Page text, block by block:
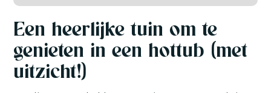
Een heerlijke tuin om te
genieten in een hottub (met
uitzicht!)